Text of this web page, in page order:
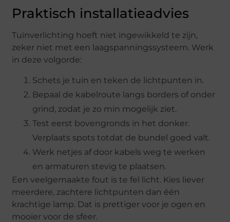
Praktisch installatieadvies
Tuinverlichting hoeft niet ingewikkeld te zijn,
zeker niet met een laagspanningssysteem. Werk
in deze volgorde:
Schets je tuin en teken de lichtpunten in.
Bepaal de kabelroute langs borders of onder
grind, zodat je zo min mogelijk ziet.
Test eerst bovengronds in het donker.
Verplaats spots totdat de bundel goed valt.
Werk netjes af door kabels weg te werken
en armaturen stevig te plaatsen.
Een veelgemaakte fout is te fel licht. Kies liever
meerdere, zachtere lichtpunten dan één
krachtige lamp. Dat is prettiger voor je ogen en
mooier voor de sfeer.